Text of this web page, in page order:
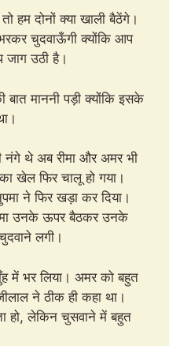
हम दोनों क्या खाली बैठेंगे।
चुदवाऊँगी क्योंकि आप
जाग उठी है।
बात माननी पड़ी क्योंकि इसके
नंगे थे अब रीमा और अमर भी
खेल फिर चालू हो गया।
ने फिर खड़ा कर दिया।
उनके ऊपर बैठकर उनके
लगी।
में भर लिया। अमर को बहुत
ने ठीक ही कहा था।
हो, लेकिन चुसवाने में बहुत